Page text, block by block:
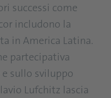
successi come
includono la
in America Latina.
partecipativa
sullo sviluppo
Lufchitz lascia